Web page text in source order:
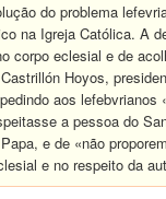
do problema
na Igreja Católica. A
eclesial e de
Hoyos,
aos
a pessoa do
e de «não
e no respeito da